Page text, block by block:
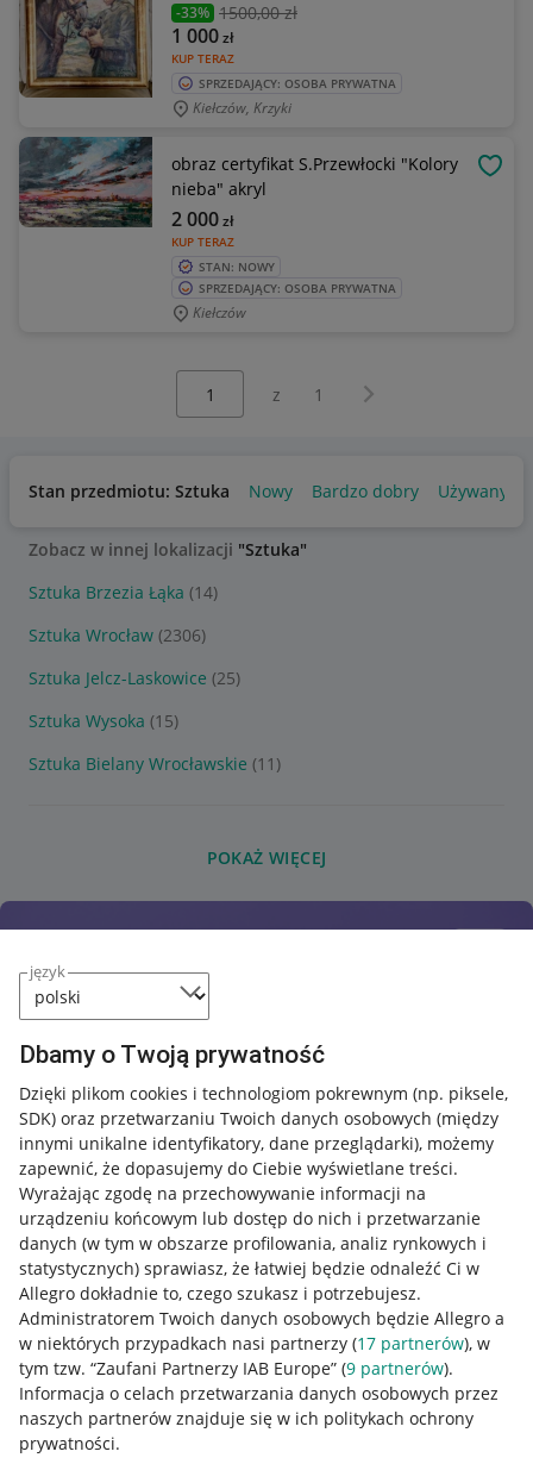
język
Dbamy o Twoją prywatność
Dzięki plikom cookies i technologiom pokrewnym (np. piksele,
SDK) oraz przetwarzaniu Twoich danych osobowych (między
innymi unikalne identyfikatory, dane przeglądarki), możemy
zapewnić, że dopasujemy do Ciebie wyświetlane treści.
Wyrażając zgodę na przechowywanie informacji na
urządzeniu końcowym lub dostęp do nich i przetwarzanie
danych (w tym w obszarze profilowania, analiz rynkowych i
statystycznych) sprawiasz, że łatwiej będzie odnaleźć Ci w
Allegro dokładnie to, czego szukasz i potrzebujesz.
Administratorem Twoich danych osobowych będzie Allegro a
w niektórych przypadkach nasi partnerzy (17 partnerów), w
tym tzw. “Zaufani Partnerzy IAB Europe” (9 partnerów).
Informacja o celach przetwarzania danych osobowych przez
naszych partnerów znajduje się w ich politykach ochrony
prywatności.
-33% 1500,00 zł
KUP TERAZ
1 000zł
SPRZEDAJĄCY: OSOBA PRYWATNA
Kiełczów, Krzyki
obraz certyfikat S.Przewłocki "Kolory
nieba" akryl
KUP TERAZ
2 000zł
STAN: NOWY
SPRZEDAJĄCY: OSOBA PRYWATNA
Kiełczów
z 1 Następna strona
Stan przedmiotu: Sztuka Nowy Bardzo dobry Używany
Zobacz w innej lokalizacji "Sztuka"
Sztuka Brzezia Łąka (14)
Sztuka Wrocław (2306)
Sztuka Jelcz-Laskowice (25)
Sztuka Wysoka (15)
Sztuka Bielany Wrocławskie (11)
POKAŻ WIĘCEJ
Przydatne informacje
Jak to działa